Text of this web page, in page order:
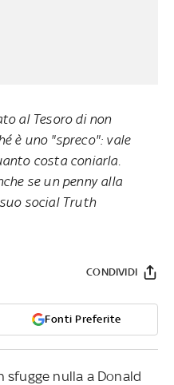
al Tesoro di non
è uno "spreco": vale
costa coniarla.
se un penny alla
social Truth
Fonti Preferite
CONDIVIDI
sfugge nulla a Donald